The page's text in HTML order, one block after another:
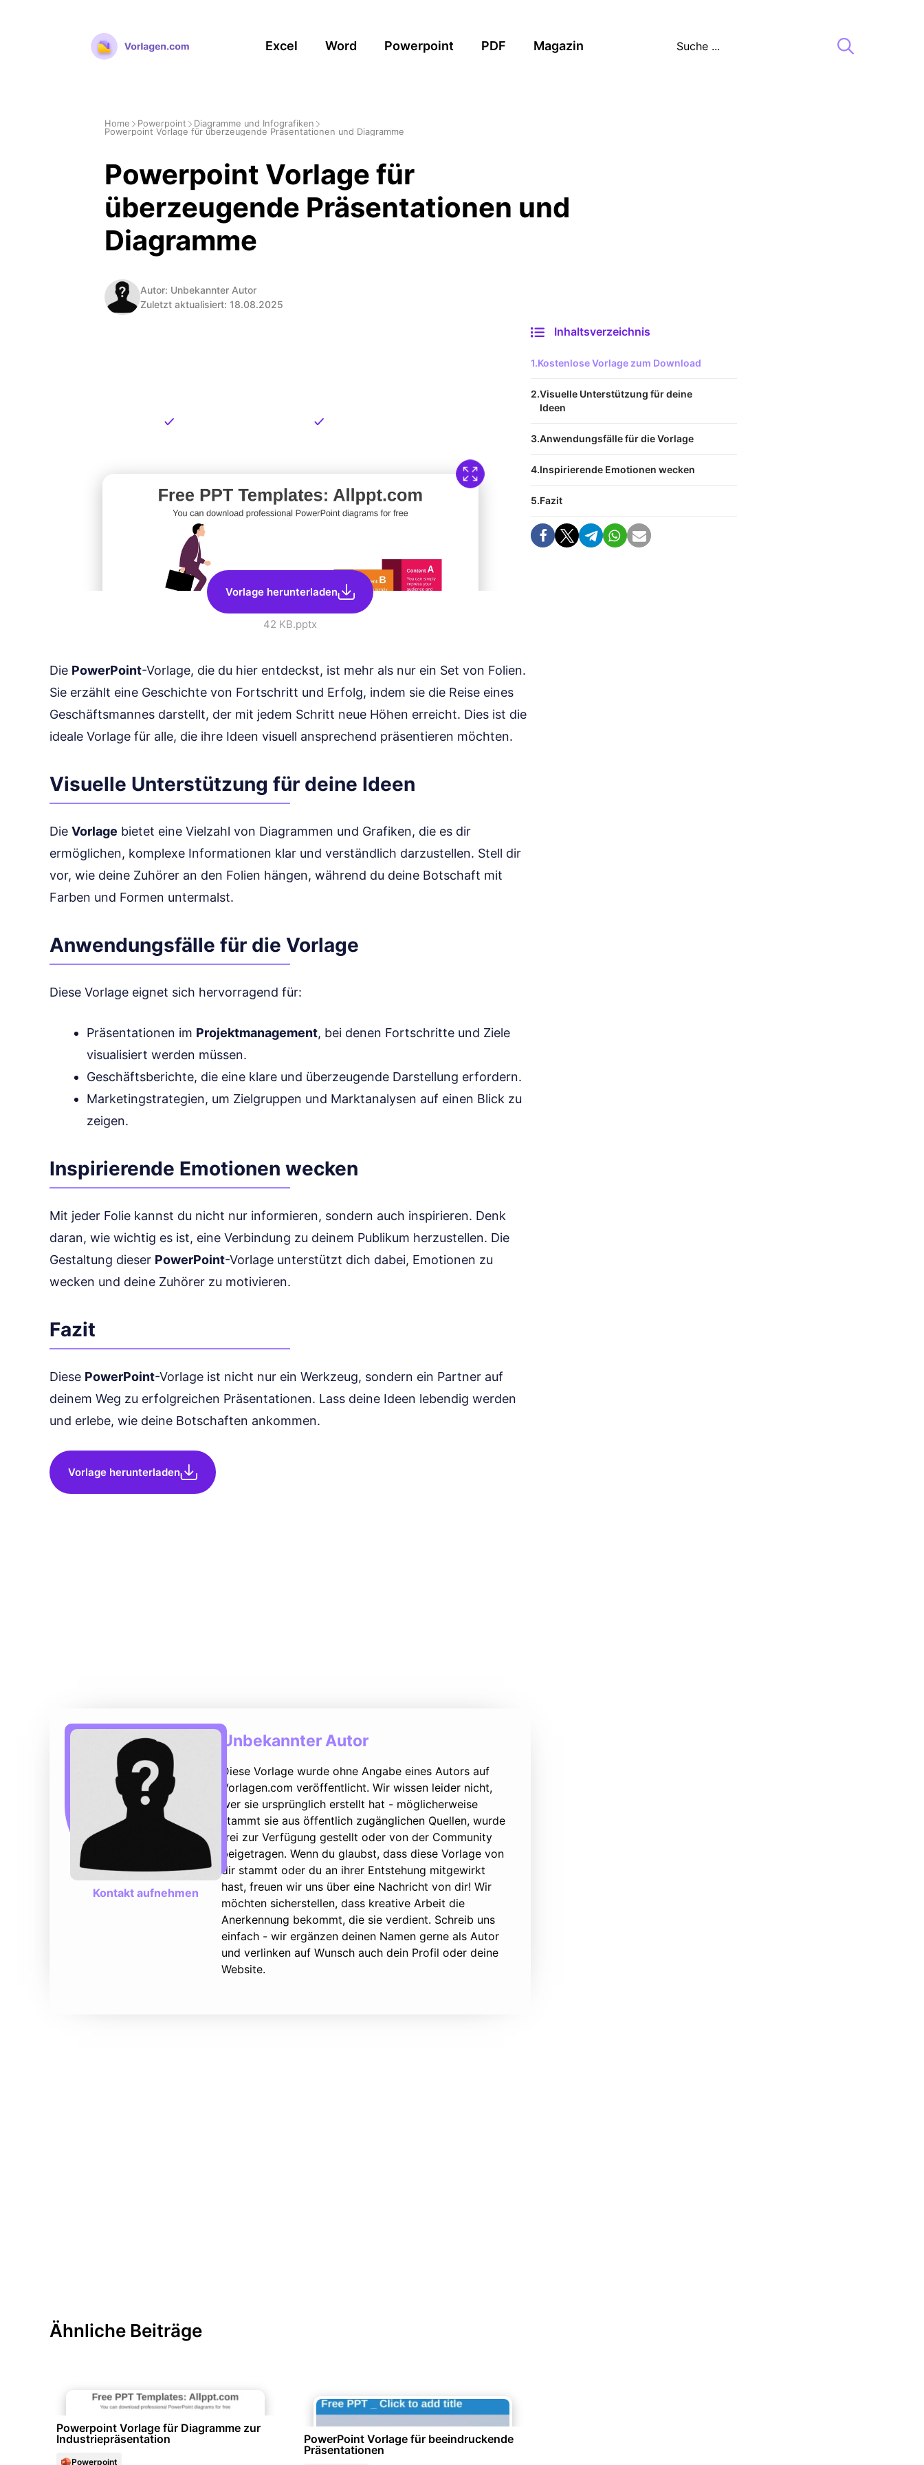
Excel Word Powerpoint PDF Magazin
Home Powerpoint
Diagramme und Infografiken
Powerpoint Vorlage für überzeugende Präsentationen und Diagramme
Powerpoint Vorlage für
überzeugende Präsentationen und
Diagramme
Autor: Unbekannter Autor
Zuletzt aktualisiert: 18.08.2025
Vorlage herunterladen
42 KB.pptx
Die PowerPoint-Vorlage, die du hier entdeckst, ist mehr als nur ein Set von Folien.
Sie erzählt eine Geschichte von Fortschritt und Erfolg, indem sie die Reise eines
Geschäftsmannes darstellt, der mit jedem Schritt neue Höhen erreicht. Dies ist die
ideale Vorlage für alle, die ihre Ideen visuell ansprechend präsentieren möchten.
Visuelle Unterstützung für deine Ideen
Die Vorlage bietet eine Vielzahl von Diagrammen und Grafiken, die es dir
ermöglichen, komplexe Informationen klar und verständlich darzustellen. Stell dir
vor, wie deine Zuhörer an den Folien hängen, während du deine Botschaft mit
Farben und Formen untermalst.
Anwendungsfälle für die Vorlage
Diese Vorlage eignet sich hervorragend für:
Präsentationen im Projektmanagement, bei denen Fortschritte und Ziele
visualisiert werden müssen.
Geschäftsberichte, die eine klare und überzeugende Darstellung erfordern.
Marketingstrategien, um Zielgruppen und Marktanalysen auf einen Blick zu
zeigen.
Inspirierende Emotionen wecken
Mit jeder Folie kannst du nicht nur informieren, sondern auch inspirieren. Denk
daran, wie wichtig es ist, eine Verbindung zu deinem Publikum herzustellen. Die
Gestaltung dieser PowerPoint-Vorlage unterstützt dich dabei, Emotionen zu
wecken und deine Zuhörer zu motivieren.
Fazit
Diese PowerPoint-Vorlage ist nicht nur ein Werkzeug, sondern ein Partner auf
deinem Weg zu erfolgreichen Präsentationen. Lass deine Ideen lebendig werden
und erlebe, wie deine Botschaften ankommen.
Vorlage herunterladen
Kontakt aufnehmen
Unbekannter Autor
Diese Vorlage wurde ohne Angabe eines Autors auf
Vorlagen.com veröffentlicht. Wir wissen leider nicht,
wer sie ursprünglich erstellt hat - möglicherweise
stammt sie aus öffentlich zugänglichen Quellen, wurde
frei zur Verfügung gestellt oder von der Community
beigetragen. Wenn du glaubst, dass diese Vorlage von
dir stammt oder du an ihrer Entstehung mitgewirkt
hast, freuen wir uns über eine Nachricht von dir! Wir
möchten sicherstellen, dass kreative Arbeit die
Anerkennung bekommt, die sie verdient. Schreib uns
einfach - wir ergänzen deinen Namen gerne als Autor
und verlinken auf Wunsch auch dein Profil oder deine
Website.
Ähnliche Beiträge
Powerpoint Vorlage für Diagramme zur
Industriepräsentation
Powerpoint
Firmenunterlagen
PowerPoint Vorlage für beeindruckende
Präsentationen
Inhaltsverzeichnis
Kostenlose Vorlage zum Download
Visuelle Unterstützung für deine
Ideen
Anwendungsfälle für die Vorlage
Inspirierende Emotionen wecken
Fazit